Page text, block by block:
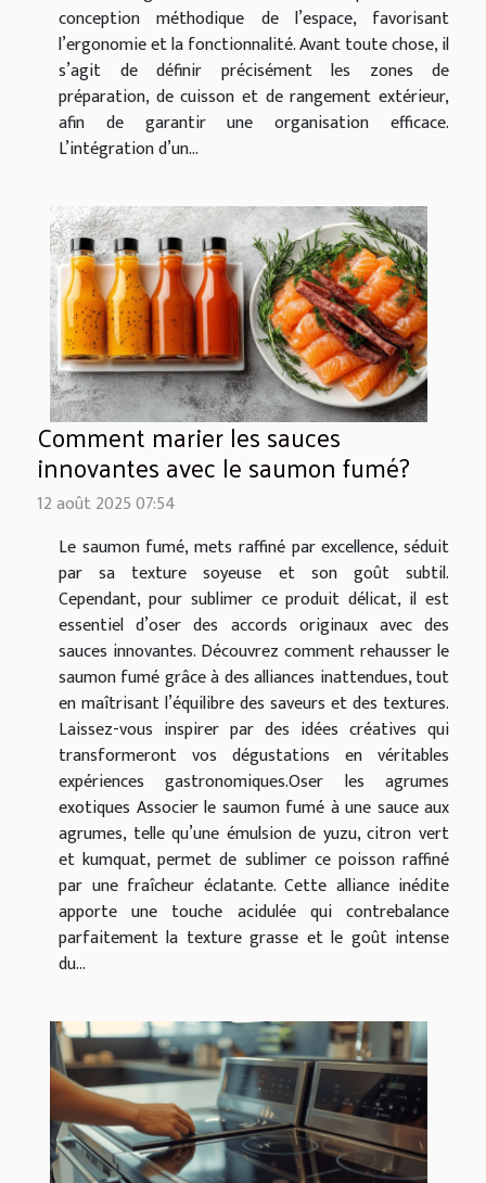
conception méthodique de l’espace, favorisant
l’ergonomie et la fonctionnalité. Avant toute chose, il
s’agit de définir précisément les zones de
préparation, de cuisson et de rangement extérieur,
afin de garantir une organisation efficace.
L’intégration d’un...
Comment marier les sauces
innovantes avec le saumon fumé?
12 août 2025 07:54
Le saumon fumé, mets raffiné par excellence, séduit
par sa texture soyeuse et son goût subtil.
Cependant, pour sublimer ce produit délicat, il est
essentiel d’oser des accords originaux avec des
sauces innovantes. Découvrez comment rehausser le
saumon fumé grâce à des alliances inattendues, tout
en maîtrisant l’équilibre des saveurs et des textures.
Laissez-vous inspirer par des idées créatives qui
transformeront vos dégustations en véritables
expériences gastronomiques.Oser les agrumes
exotiques Associer le saumon fumé à une sauce aux
agrumes, telle qu’une émulsion de yuzu, citron vert
et kumquat, permet de sublimer ce poisson raffiné
par une fraîcheur éclatante. Cette alliance inédite
apporte une touche acidulée qui contrebalance
parfaitement la texture grasse et le goût intense
du...